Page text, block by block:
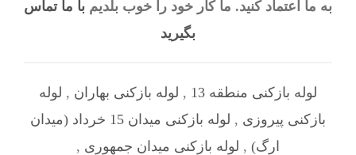
به ما اعتماد کنید. ما کار خود را خوب بلدیم با ما تماس
بگیرید
لوله بازکنی منطقه 13 , لوله بازکنی بهاران , لوله
بازکنی پیروزی ,
لوله بازکنی میدان 15 خرداد (میدان
ارگ) , لوله بازکنی میدان جمهوری ,